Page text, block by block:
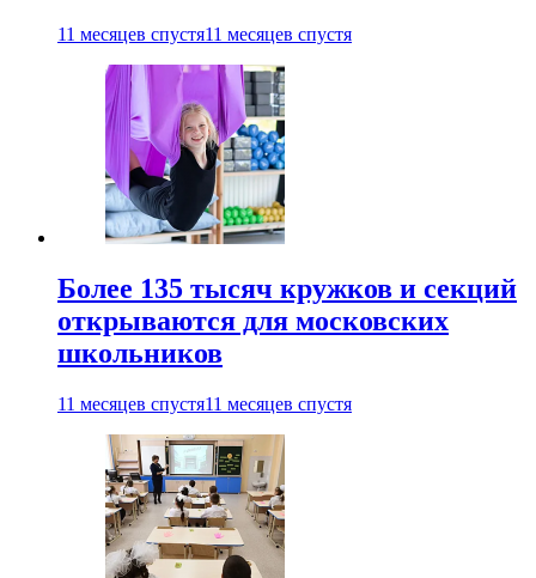
11 месяцев спустя11 месяцев спустя
Более 135 тысяч кружков и секций
открываются для московских
школьников
11 месяцев спустя11 месяцев спустя